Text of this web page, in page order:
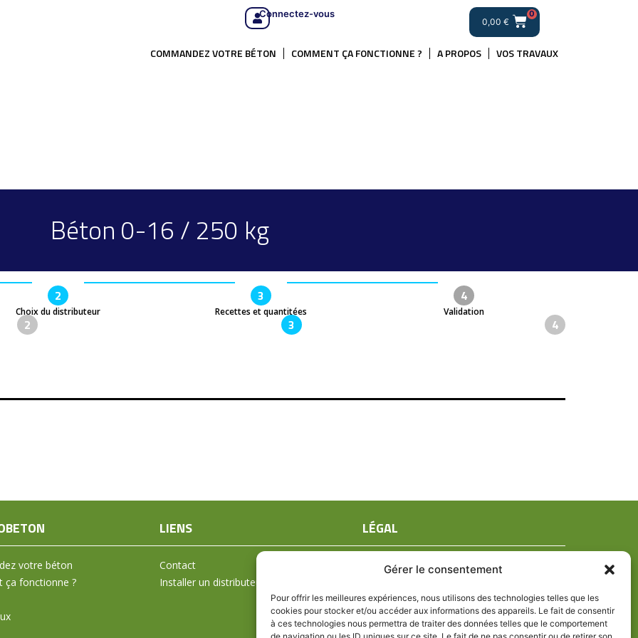
Gérer le consentement
Pour offrir les meilleures expériences, nous utilisons des technologies telles que les
cookies pour stocker et/ou accéder aux informations des appareils. Le fait de consentir
à ces technologies nous permettra de traiter des données telles que le comportement
Connectez-vous
0,00 €
0
COMMANDEZ VOTRE BÉTON COMMENT ÇA FONCTIONNE ? A PROPOS VOS TRAVAUX
Béton 0-16 / 250 kg
2
Choix du distributeur
3
Recettes et quantitées
4
Validation
2 3 4
votre béton
ça fonctionne ?
LIENS
Contact
Installer un distributeur
LÉGAL
Mentions légales
Politique de confidentialité
Politique de cookies (UE)